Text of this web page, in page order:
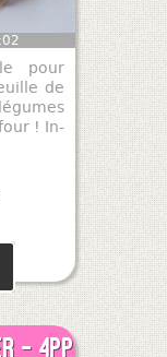
pour
de
! In-
- 4pp